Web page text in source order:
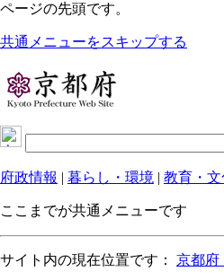
ページの先頭です。
共通メニューをスキップする
府政情報 | 暮らし・環境 | 教育・文
ここまでが共通メニューです
サイト内の現在位置です： 京都府